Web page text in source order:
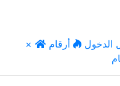
× الدخول
أرقام